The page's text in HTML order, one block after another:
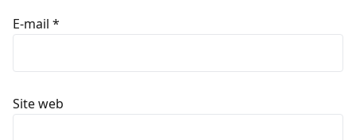
E-mail *
Site web